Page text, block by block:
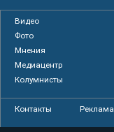
Видео
Фото
Мнения
Медиацентр
Колумнисты
Контакты Реклама